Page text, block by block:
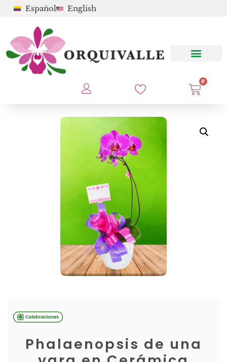
Español English
0
Phalaenopsis de una